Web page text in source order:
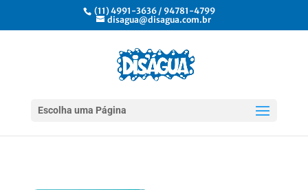
(11) 4991-3636 / 94781-4799
disagua@disagua.com.br
Escolha uma Página